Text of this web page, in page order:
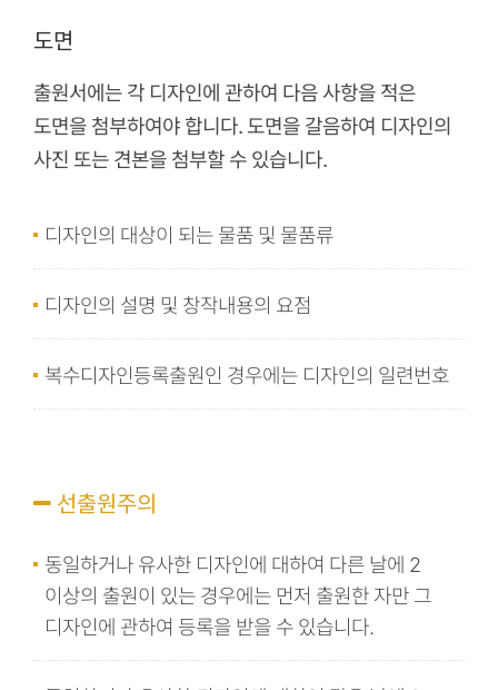
도면
출원서에는 각 디자인에 관하여 다음 사항을 적은
도면을 첨부하여야 합니다. 도면을 갈음하여 디자인의
사진 또는 견본을 첨부할 수 있습니다.
디자인의 대상이 되는 물품 및 물품류
디자인의 설명 및 창작내용의 요점
복수디자인등록출원인 경우에는 디자인의 일련번호
선출원주의
동일하거나 유사한 디자인에 대하여 다른 날에 2
이상의 출원이 있는 경우에는 먼저 출원한 자만 그
디자인에 관하여 등록을 받을 수 있습니다.